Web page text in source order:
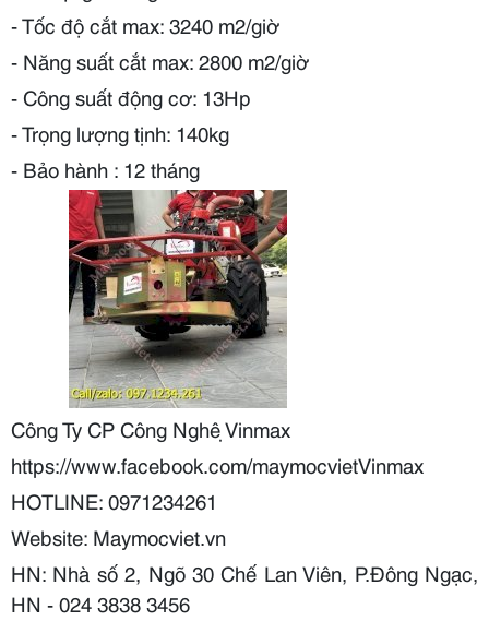
- Tốc độ cắt max: 3240 m2/giờ
- Năng suất cắt max: 2800 m2/giờ
- Công suất động cơ: 13Hp
- Trọng lượng tịnh: 140kg
- Bảo hành : 12 tháng
Công Ty CP Công Nghệ Vinmax
https://www.facebook.com/maymocvietVinmax
HOTLINE: 0971234261
Website: Maymocviet.vn
HN: Nhà số 2, Ngõ 30 Chế Lan Viên, P.Đông Ngạc,
HN - 024 3838 3456